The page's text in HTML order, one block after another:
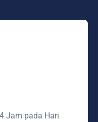
Jam pada Hari